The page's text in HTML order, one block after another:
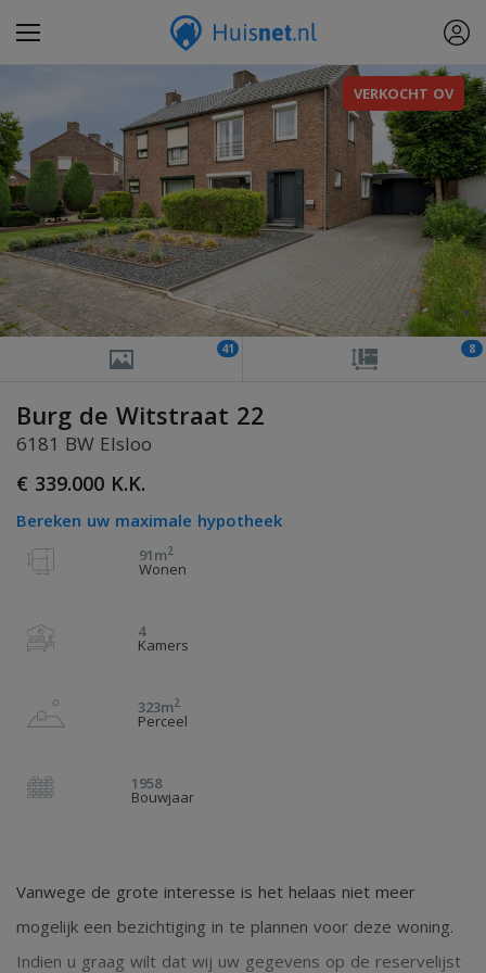
VERKOCHT OV
41 8
Burg de Witstraat 22
6181 BW Elsloo
€ 339.000 K.K.
Bereken uw maximale hypotheek
91m2
Wonen
4
Kamers
323m2
Perceel
1958
Bouwjaar
Vanwege de grote interesse is het helaas niet meer
mogelijk een bezichtiging in te plannen voor deze woning.
Indien u graag wilt dat wij uw gegevens op de reservelijst